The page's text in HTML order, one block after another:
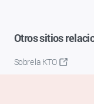
Otros sitios
Sobre la KTO